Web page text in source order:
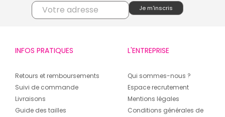
INFOS PRATIQUES
Retours et remboursements
Suivi de commande
Livraisons
Guide des tailles
L'ENTREPRISE
Qui sommes-nous ?
Espace recrutement
Mentions légales
Conditions générales de